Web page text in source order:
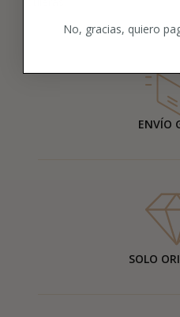
ENVÍO
SOLO
No, gracias, quiero